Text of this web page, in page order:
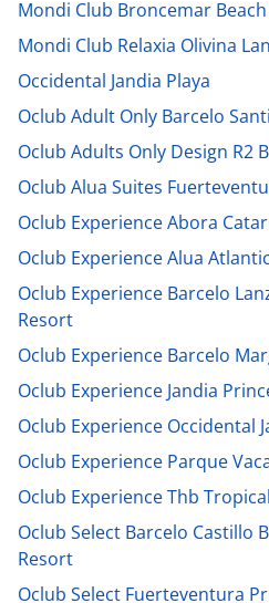
Mondi Club Broncemar
Mondi Club Relaxia Olivina
Occidental Jandia Playa
Oclub Adult Only Barcelo
Oclub Adults Only Design R2
Oclub Alua Suites
Oclub Experience Abora
Oclub Experience Alua
Oclub Experience Barcelo
Resort
Oclub Experience Barcelo
Oclub Experience Jandia
Oclub Experience Occidental
Oclub Experience Parque
Oclub Experience Thb
Oclub Select Barcelo Castillo
Resort
Oclub Select Fuerteventura